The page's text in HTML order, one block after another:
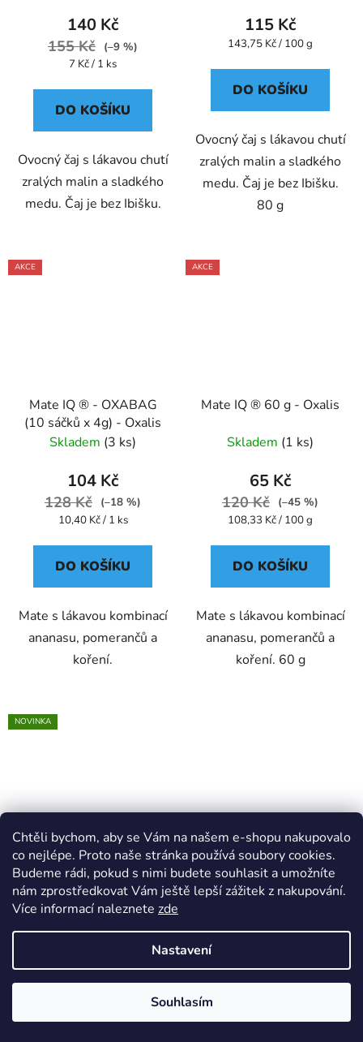
Chtěli bychom, aby se Vám na našem e-shopu nakupovalo
co nejlépe. Proto naše stránka používá soubory cookies.
Budeme rádi, pokud s nimi budete souhlasit a umožníte
nám zprostředkovat Vám ještě lepší zážitek z nakupování.
Více informací naleznete zde
Nastavení
Souhlasím
140 Kč
155 Kč
(–9 %)
Měrná
7 Kč / 1 ks
DO KOŠÍKU
Ovocný čaj s lákavou chutí
zralých malin a sladkého
medu. Čaj je bez Ibišku.
115 Kč
Měrná
143,75 Kč / 100 g
DO KOŠÍKU
Ovocný čaj s lákavou chutí
zralých malin a sladkého
medu. Čaj je bez Ibišku.
80 g
AKCE
Mate IQ ® - OXABAG
(10 sáčků x 4g) - Oxalis
Skladem (3 ks)
104 Kč
128 Kč
(–18 %)
Měrná
10,40 Kč / 1 ks
DO KOŠÍKU
Mate s lákavou kombinací
ananasu, pomerančů a
koření.
AKCE
Mate IQ ® 60 g - Oxalis
Skladem (1 ks)
65 Kč
120 Kč
(–45 %)
Měrná
108,33 Kč / 100 g
DO KOŠÍKU
Mate s lákavou kombinací
ananasu, pomerančů a
koření. 60 g
NOVINKA
Mužná síla 50 g - Oxalis
Skladem(1 ks)
98 Kč
cena:
Piňa Colada 80 g -
Oxalis
Skladem (>5 ks)
125 Kč
cena: